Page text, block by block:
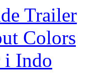
Trailer
Colors
i Indo